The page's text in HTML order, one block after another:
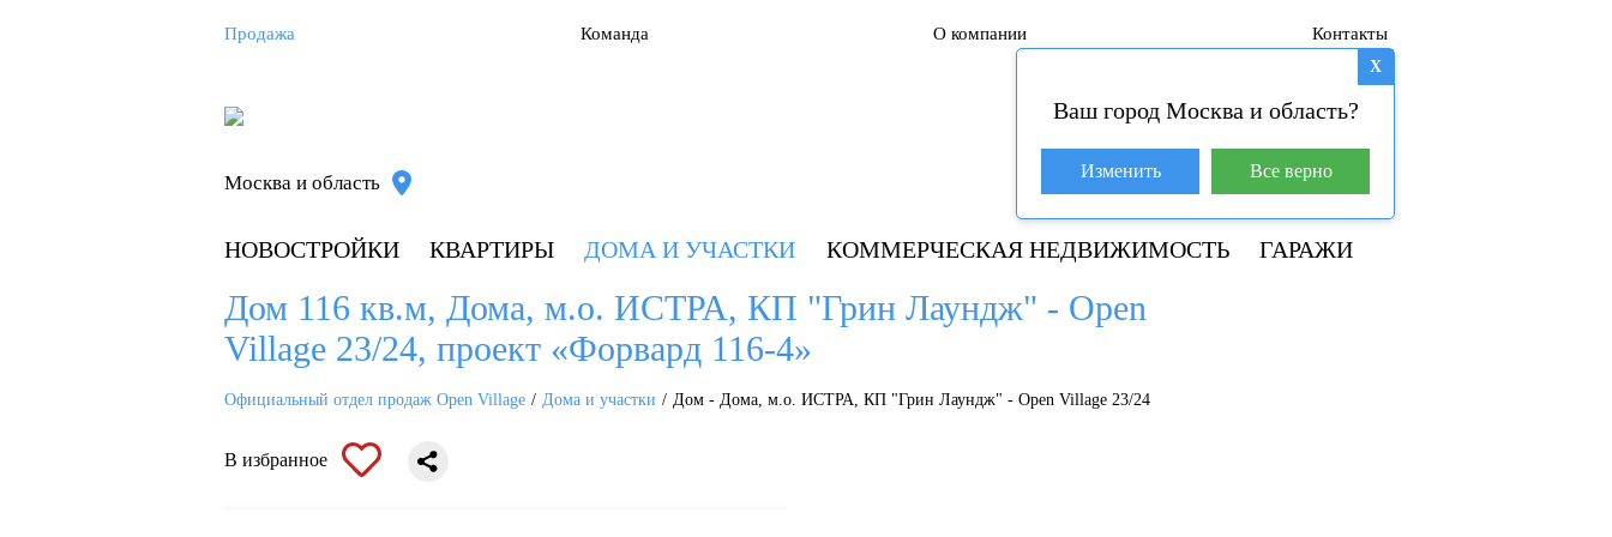
Продажа Команда О компании Контакты
База покупателей (4)
Москва и область +7 929 981-31-01
НОВОСТРОЙКИ КВАРТИРЫ ДОМА И УЧАСТКИ КОММЕРЧЕСКАЯ НЕДВИЖИМОСТЬ ГАРАЖИ
X
Ваш город Москва и область?
Изменить Все верно
Дом 116 кв.м, Дома, м.о. ИСТРА, КП "Грин Лаундж" - Open
Village 23/24, проект «Форвард 116-4»
Официальный отдел продаж Open Village Дома и участки Дом - Дома, м.о. ИСТРА, КП "Грин Лаундж" - Open Village 23/24
В избранное